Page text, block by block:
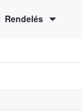
Rendelés